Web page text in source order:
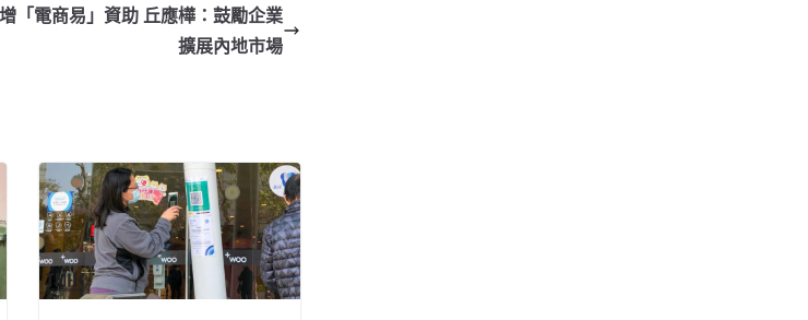
「電商易」資助 丘應樺：鼓勵企業
擴展內地市場